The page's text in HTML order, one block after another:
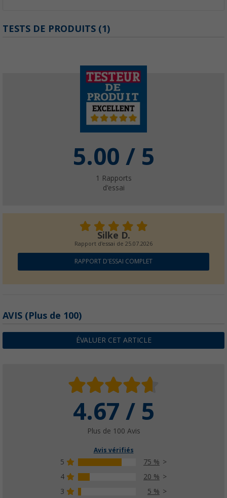
TESTS DE PRODUITS (1)
5.00 / 5
1 Rapports
d'essai
Silke D.
Rapport d'essai de 25.07.2026
RAPPORT D'ESSAI COMPLET
AVIS (Plus de 100)
ÉVALUER CET ARTICLE
4.67 / 5
Plus de 100 Avis
Avis vérifiés
5
75 %
4
20 %
3
5 %